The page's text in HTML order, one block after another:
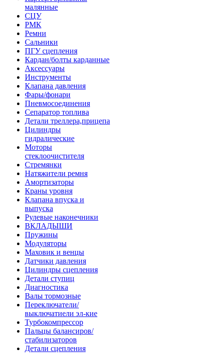
малянные
СЦУ
РМК
Ремни
Сальники
ПГУ сцепления
Кардан/болты карданные
Аксессуары
Инструменты
Клапана давления
Фары/фонари
Пневмосоединения
Сепаратор топлива
Детали треллера,прицепа
Цилиндры
гидралические
Моторы
стеклоочистителя
Стремянки
Натяжители ремня
Амортизаторы
Краны уровня
Клапана впуска и
выпуска
Рулевые наконечники
ВКЛАДЫШИ
Пружины
Модуляторы
Маховик и венцы
Датчики давления
Цилиндры сцепления
Детали ступиц
Диагностика
Валы тормозные
Переключатели/
выключатиели эл-кие
Турбокомпрессор
Пальцы балансиров/
стабилизаторов
Детали сцепления